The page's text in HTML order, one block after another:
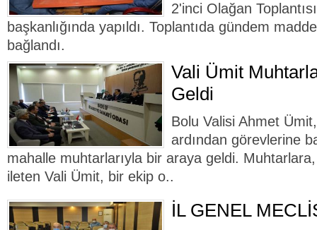
2'inci Olağan
başkanlığında yapıldı. Toplantıda gündem
bağlandı.
Vali Ümit
Geldi
Bolu Valisi Ahmet
ardından görevlerine
mahalle muhtarlarıyla bir araya geldi. Muhtarlara,
ileten Vali Ümit, bir ekip o..
İL GENEL